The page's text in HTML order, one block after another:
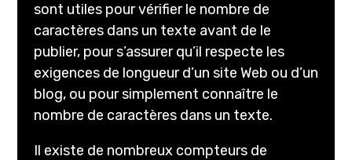
sont utiles pour vérifier le nombre de
caractères dans un texte avant de le
publier, pour s’assurer qu’il respecte les
exigences de longueur d’un site Web ou d’un
blog, ou pour simplement connaître le
nombre de caractères dans un texte.
Il existe de nombreux compteurs de